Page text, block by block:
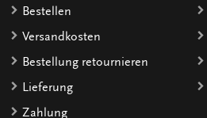
Bestellen
Versandkosten
Bestellung retournieren
Lieferung
Zahlung